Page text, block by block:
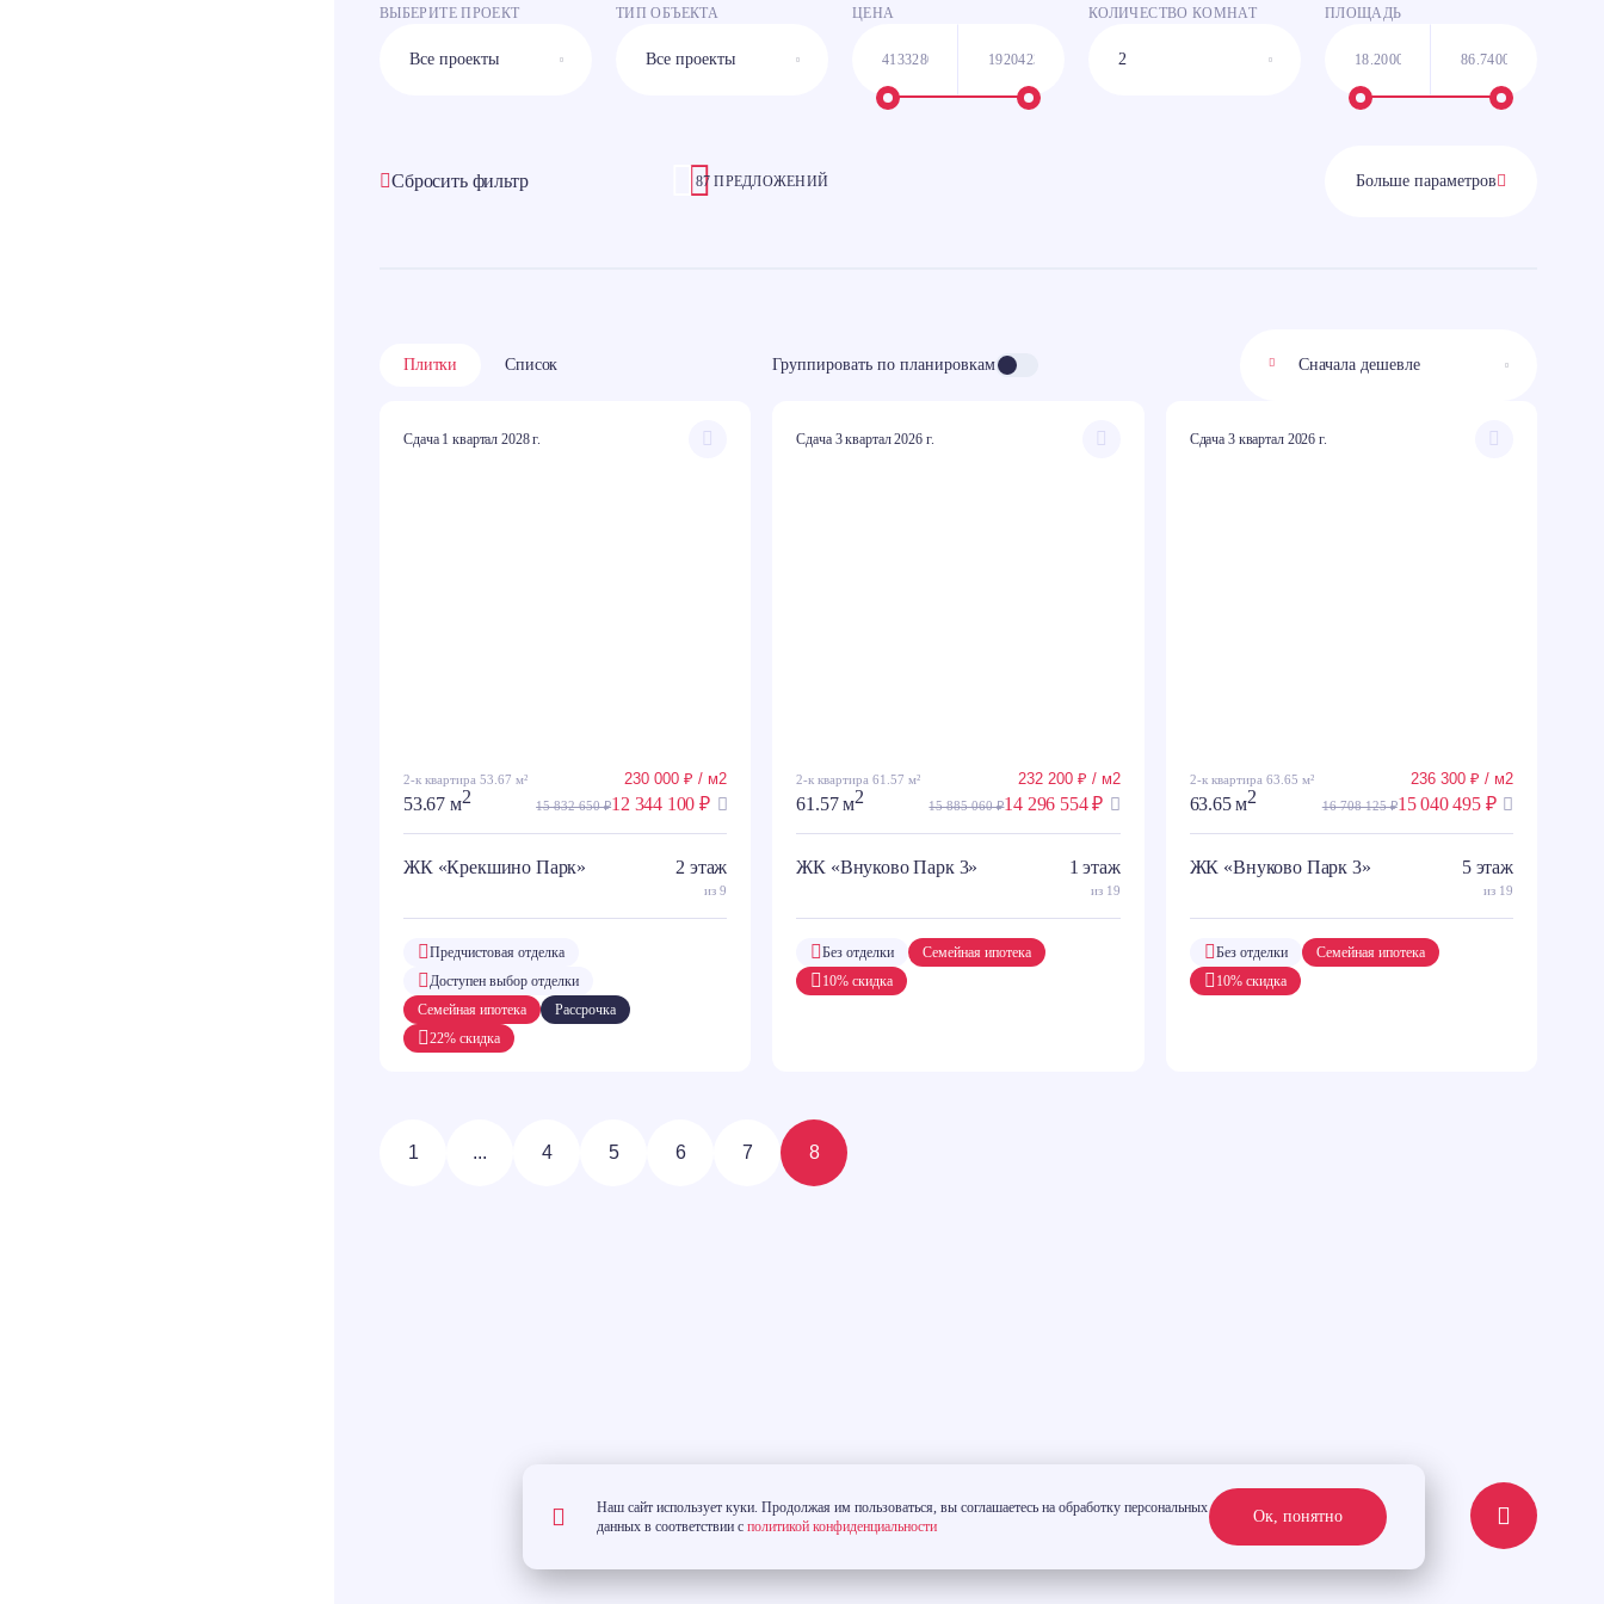
ВЫБЕРИТЕ ПРОЕКТ ТИП ОБЪЕКТА ЦЕНА КОЛИЧЕСТВО КОМНАТ ПЛОЩАДЬ
Сбросить фильтр 87 ПРЕДЛОЖЕНИЙ Больше параметров
Плитки Список Группировать по планировкам
Сдача 1 квартал 2028 г.
2-к квартира 53.67 м²
53.67 м2
230 000 ₽ / м2
15 832 650 ₽12 344 100 ₽
ЖК «Крекшино Парк» 2 этаж
из 9
22% скидка
Предчистовая отделка
Доступен выбор отделки
Семейная ипотека
Рассрочка
Сдача 3 квартал 2026 г.
2-к квартира 61.57 м²
61.57 м2
232 200 ₽ / м2
15 885 060 ₽14 296 554 ₽
ЖК «Внуково Парк 3» 1 этаж
из 19
10% скидка
Без отделки Семейная ипотека
Сдача 3 квартал 2026 г.
2-к квартира 63.65 м²
63.65 м2
236 300 ₽ / м2
16 708 125 ₽15 040 495 ₽
ЖК «Внуково Парк 3» 5 этаж
из 19
10% скидка
Без отделки Семейная ипотека
1 ... 4 5 6 7 8
Наш сайт использует куки. Продолжая им пользоваться, вы соглашаетесь на обработку персональных
данных в соответствии с политикой конфиденциальности
Ок, понятно